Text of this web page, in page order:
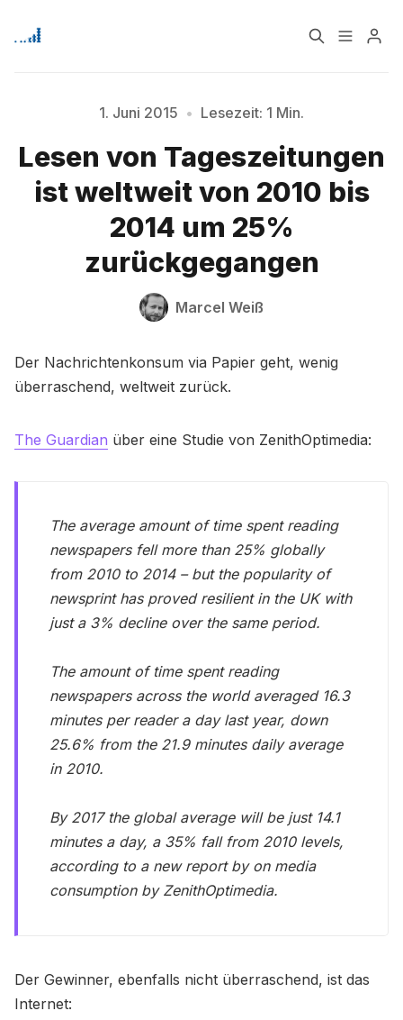
Über
Signup Bitte geben Sie mindestens 3 Zeichen ein
1. Juni 2015 • Lesezeit: 1 Min.
Lesen von Tageszeitungen
ist weltweit von 2010 bis
2014 um 25%
zurückgegangen
Marcel Weiß
Der Nachrichtenkonsum via Papier geht, wenig
überraschend, weltweit zurück.
The Guardian über eine Studie von ZenithOptimedia:
The average amount of time spent reading
newspapers fell more than 25% globally
from 2010 to 2014 – but the popularity of
newsprint has proved resilient in the UK with
just a 3% decline over the same period.
The amount of time spent reading
newspapers across the world averaged 16.3
minutes per reader a day last year, down
25.6% from the 21.9 minutes daily average
in 2010.
By 2017 the global average will be just 14.1
minutes a day, a 35% fall from 2010 levels,
according to a new report by on media
consumption by ZenithOptimedia.
Der Gewinner, ebenfalls nicht überraschend, ist das
Internet: